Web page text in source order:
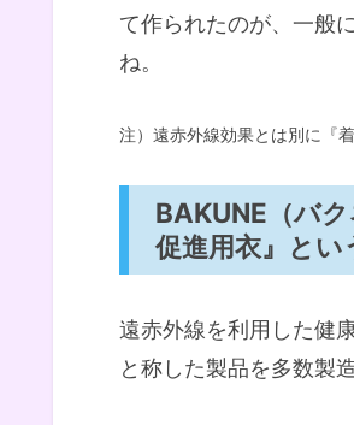
て作られたのが、一般
ね。
注）遠赤外線効果とは別に『
BAKUNE（バ
促進用衣』とい
遠赤外線を利用した健
と称した製品を多数製